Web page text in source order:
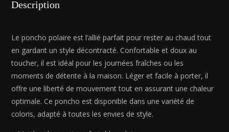
-
x
Description
Le poncho polaire est l’allié parfait pour rester au chaud tout
en gardant un style décontracté. Confortable et doux au
toucher, il est idéal pour les journées fraîches ou les
moments de détente à la maison. Léger et facile à porter, il
offre une liberté de mouvement tout en assurant une chaleur
optimale. Ce poncho est disponible dans une variété de
coloris, adapté à toutes les envies de style.